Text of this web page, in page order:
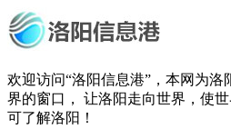
欢迎访问“洛阳信息港”，本网为
界的窗口， 让洛阳走向世界，使
可了解洛阳！